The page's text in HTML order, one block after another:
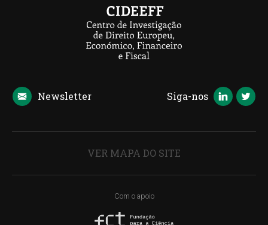
Newsletter Siga-nos
VER MAPA DO SITE
Com o apoio